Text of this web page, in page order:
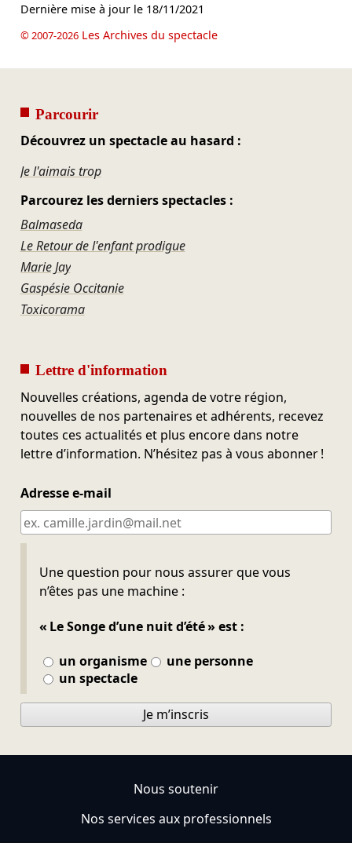
Dernière mise à jour le 18/11/2021
© 2007-2026Les Archives du spectacle
Parcourir
Découvrez un spectacle au hasard :
Je l'aimais trop
Parcourez les derniers spectacles :
Balmaseda
Le Retour de l'enfant prodigue
Marie Jay
Gaspésie Occitanie
Toxicorama
Lettre d'information
Nouvelles créations, agenda de votre région,
nouvelles de nos partenaires et adhérents, recevez
toutes ces actualités et plus encore dans notre
lettre d’information. N’hésitez pas à vous abonner !
Adresse e-mail
Une question pour nous assurer que vous
n’êtes pas une machine :
« Le Songe d’une nuit d’été » est :
un organisme
une personne
un spectacle
Ne pas remplir
Je m’inscris
Nous soutenir
Nos services aux professionnels